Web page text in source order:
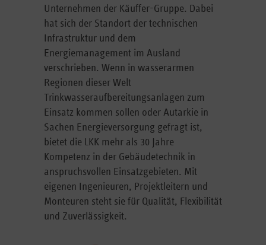
Unternehmen der Käuffer-Gruppe. Dabei
hat sich der Standort der technischen
Infrastruktur und dem
Energiemanagement im Ausland
verschrieben. Wenn in wasserarmen
Regionen dieser Welt
Trinkwasseraufbereitungsanlagen zum
Einsatz kommen sollen oder Autarkie in
Sachen Energieversorgung gefragt ist,
bietet die LKK mehr als 30 Jahre
Kompetenz in der Gebäudetechnik in
anspruchsvollen Einsatzgebieten. Mit
eigenen Ingenieuren, Projektleitern und
Monteuren steht sie für Qualität, Flexibilität
und Zuverlässigkeit.